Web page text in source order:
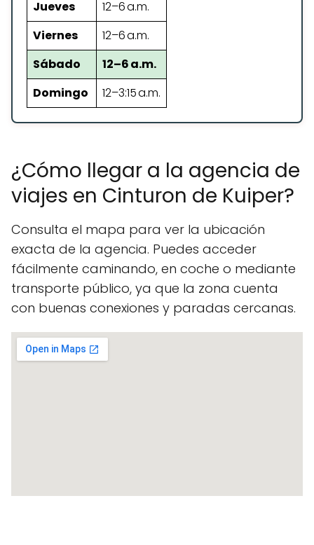
Jueves
12–6 a.m.
Viernes
12–6 a.m.
Sábado
12–6 a.m.
Domingo
12–3:15 a.m.
¿Cómo llegar a la agencia de
viajes en Cinturon de Kuiper?
Consulta el mapa para ver la ubicación
exacta de la agencia. Puedes acceder
fácilmente caminando, en coche o mediante
transporte público, ya que la zona cuenta
con buenas conexiones y paradas cercanas.